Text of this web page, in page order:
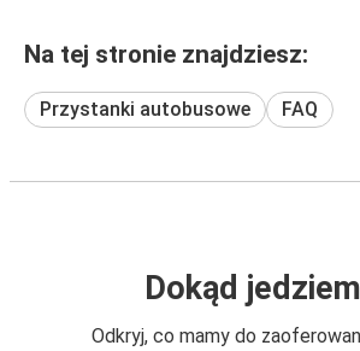
Na tej stronie znajdziesz:
Przystanki autobusowe FAQ
Dokąd
Odkryj, co mamy do